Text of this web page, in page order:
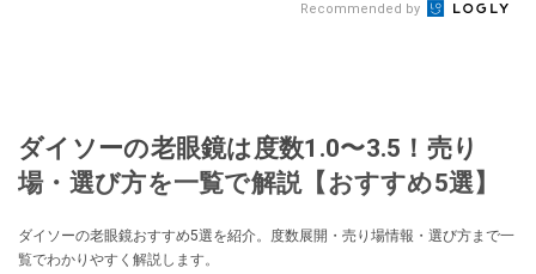
Recommended by
ダイソーの老眼鏡は度数1.0〜3.5！売り
場・選び方を一覧で解説【おすすめ5選】
ダイソーの老眼鏡おすすめ5選を紹介。度数展開・売り場情報・選び方まで一
覧でわかりやすく解説します。